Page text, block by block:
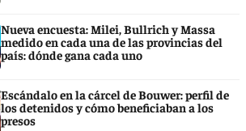
Nueva encuesta: Milei, Bullrich y Massa
medido en cada una de las provincias del
país: dónde gana cada uno
Escándalo en la cárcel de Bouwer: perfil de
los detenidos y cómo beneficiaban a los
presos